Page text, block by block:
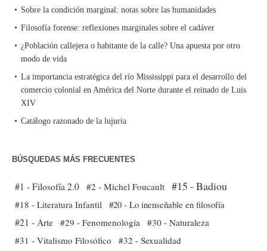
Sobre la condición marginal: notas sobre las humanidades
Filosofía forense: reflexiones marginales sobre el cadáver
¿Población callejera o habitante de la calle? Una apuesta por otro
modo de vida
La importancia estratégica del río Mississippi para el desarrollo del
comercio colonial en América del Norte durante el reinado de Luis
XIV
Catálogo razonado de la lujuria
BÚSQUEDAS MÁS FRECUENTES
#1 - Filosofía 2.0 #2 - Michel Foucault #15 - Badiou
#18 - Literatura Infantil #20 - Lo inenseñable en filosofía
#21 - Arte #29 - Fenomenología #30 - Naturaleza
#31 - Vitalismo Filosófico
#32 - Sexualidad